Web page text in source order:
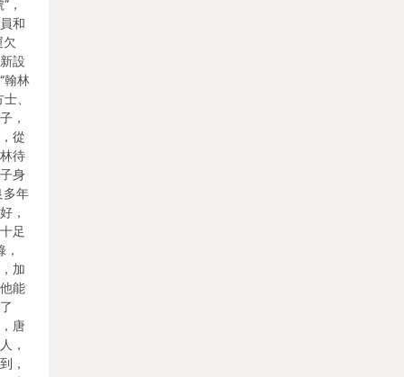
，
和
設
翰林
、
，
從
待
身
多年
，
足
加
能
唐
，
，